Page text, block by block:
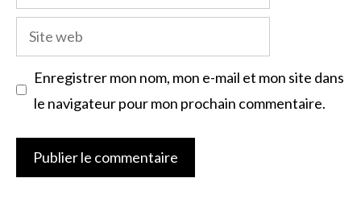
mail
Site
web
Enregistrer mon nom, mon e-mail et mon site dans
le navigateur pour mon prochain commentaire.